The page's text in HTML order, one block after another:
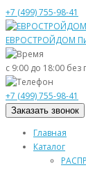
+7 (499) 755-98-41
ЕВРОСТРОЙДОМ
с 9:00 до 18:00 без
+7 (499) 755-98-41
Заказать звонок
Главная
Каталог